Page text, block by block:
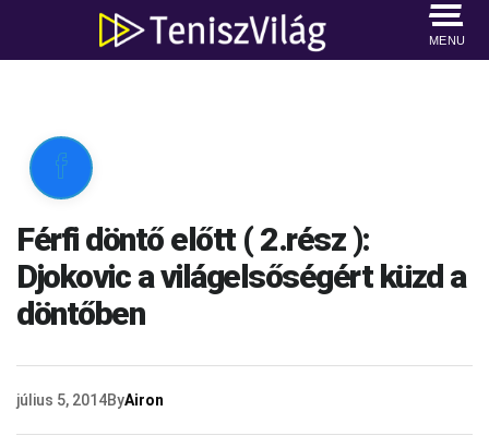
MENU

Férfi döntő előtt ( 2.rész ):
Djokovic a világelsőségért küzd a
döntőben
július 5, 2014ByAiron